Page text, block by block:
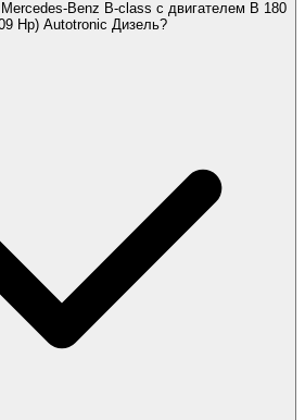
Benz B-class с двигателем B 180
Hp) Autotronic Дизель?